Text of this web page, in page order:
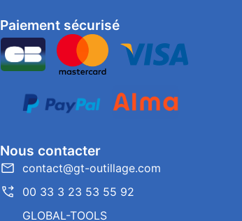
Paiement sécurisé
Nous contacter
contact@gt-outillage.com
00 33 3 23 53 55 92
GLOBAL-TOOLS